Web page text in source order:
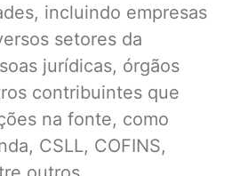
incluindo empresas
setores da
jurídicas, órgãos
contribuintes que
na fonte, como
CSLL, COFINS,